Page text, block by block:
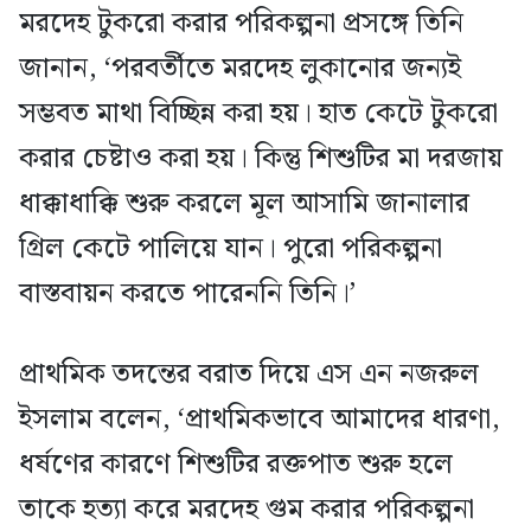
মরদেহ টুকরো করার পরিকল্পনা প্রসঙ্গে তিনি
জানান, ‘পরবর্তীতে মরদেহ লুকানোর জন্যই
সম্ভবত মাথা বিচ্ছিন্ন করা হয়। হাত কেটে টুকরো
করার চেষ্টাও করা হয়। কিন্তু শিশুটির মা দরজায়
ধাক্কাধাক্কি শুরু করলে মূল আসামি জানালার
গ্রিল কেটে পালিয়ে যান। পুরো পরিকল্পনা
বাস্তবায়ন করতে পারেননি তিনি।’
প্রাথমিক তদন্তের বরাত দিয়ে এস এন নজরুল
ইসলাম বলেন, ‘প্রাথমিকভাবে আমাদের ধারণা,
ধর্ষণের কারণে শিশুটির রক্তপাত শুরু হলে
তাকে হত্যা করে মরদেহ গুম করার পরিকল্পনা